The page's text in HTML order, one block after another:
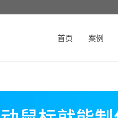
首页 案例